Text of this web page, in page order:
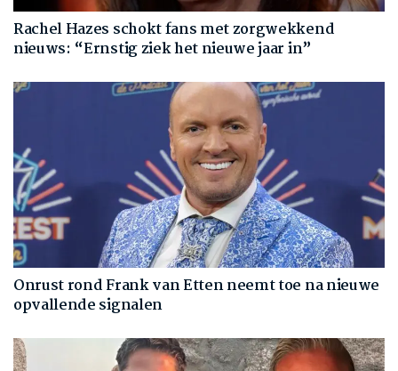
Rachel Hazes schokt fans met zorgwekkend
nieuws: “Ernstig ziek het nieuwe jaar in”
Onrust rond Frank van Etten neemt toe na nieuwe
opvallende signalen